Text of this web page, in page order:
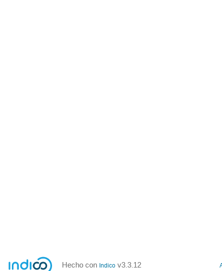
Hecho con Indico v3.3.12